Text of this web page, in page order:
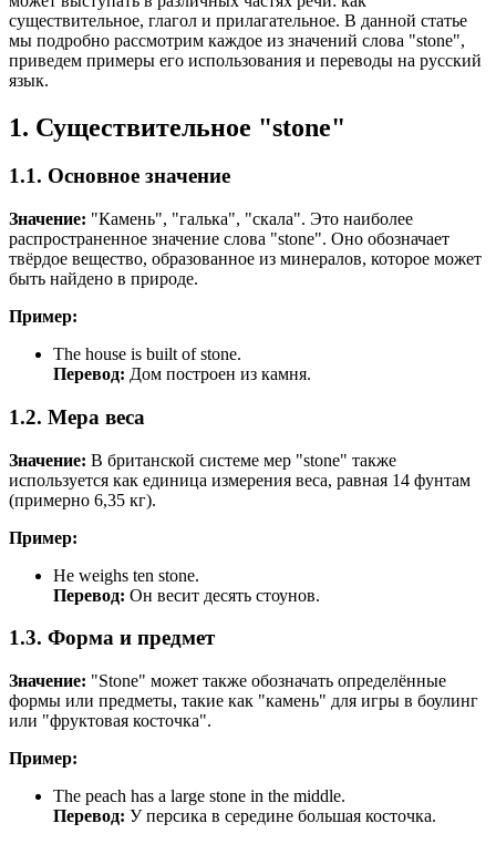
существительное, глагол и прилагательное. В данной статье
мы подробно рассмотрим каждое из значений слова "stone",
приведем примеры его использования и переводы на русский
язык.
1. Существительное "stone"
1.1. Основное значение
Значение: "Камень", "галька", "скала". Это наиболее
распространенное значение слова "stone". Оно обозначает
твёрдое вещество, образованное из минералов, которое может
быть найдено в природе.
Пример:
The house is built of stone.
Перевод: Дом построен из камня.
1.2. Мера веса
Значение: В британской системе мер "stone" также
используется как единица измерения веса, равная 14 фунтам
(примерно 6,35 кг).
Пример:
He weighs ten stone.
Перевод: Он весит десять стоунов.
1.3. Форма и предмет
Значение: "Stone" может также обозначать определённые
формы или предметы, такие как "камень" для игры в боулинг
или "фруктовая косточка".
Пример:
The peach has a large stone in the middle.
Перевод: У персика в середине большая косточка.